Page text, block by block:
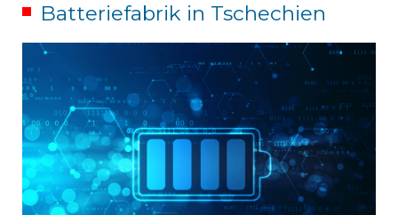
Batteriefabrik in Tschechien